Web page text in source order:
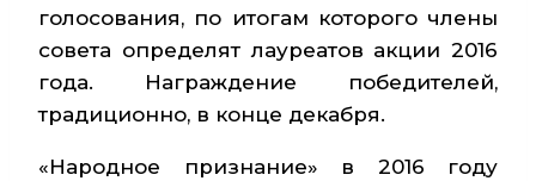
голосования, по итогам которого члены
совета определят лауреатов акции 2016
года. Награждение победителей,
традиционно, в конце декабря.
«Народное признание» в 2016 году